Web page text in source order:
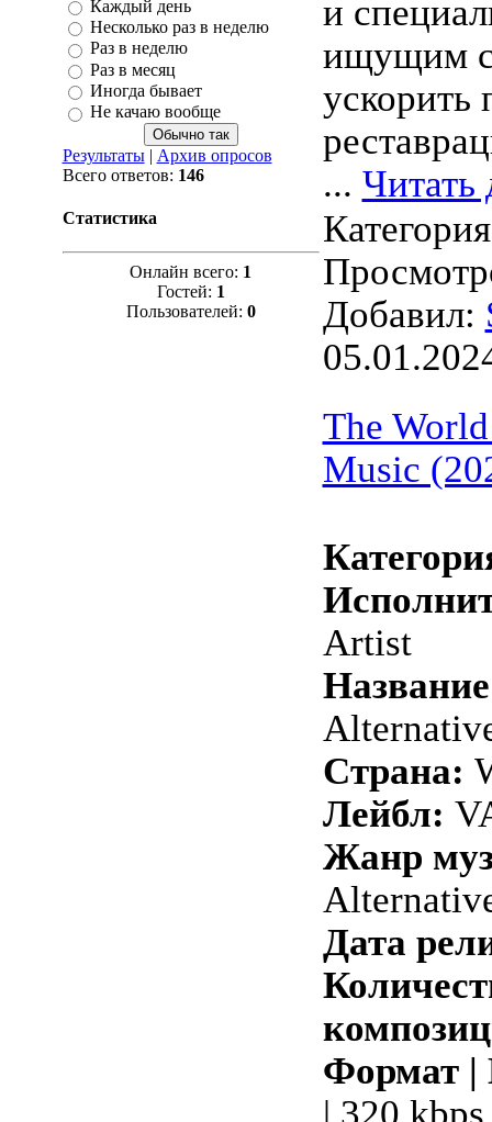
Каждый день
Несколько раз в неделю
Раз в неделю
Раз в месяц
Иногда бывает
Не качаю вообще
Результаты| Архив опросов
Всего ответов: 146
Статистика
Онлайн всего: 1
Гостей: 1
Пользователей: 0
и
ищущим
ускорить
... Читать
Добавил:
The
Music
Artist
Страна:
Лейбл:
Жанр
Дата
Формат |